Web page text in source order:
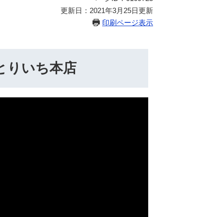
更新日：2021年3月25日更新
印刷ページ表示
りいち本店